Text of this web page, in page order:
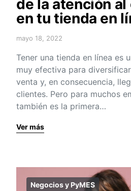
de la atención
en tu tienda en
mayo 18, 2022
Tener una tienda en línea es
muy efectiva para
venta y, en consecuencia,
clientes. Pero para muchos
también es la primera…
Ver más
Negocios y PyMES